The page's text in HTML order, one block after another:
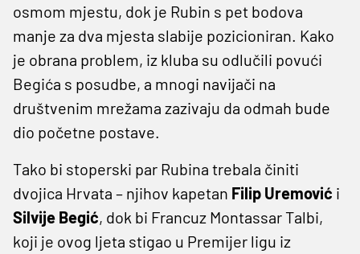
osmom mjestu, dok je Rubin s pet bodova
manje za dva mjesta slabije pozicioniran. Kako
je obrana problem, iz kluba su odlučili povući
Begića s posudbe, a mnogi navijači na
društvenim mrežama zazivaju da odmah bude
dio početne postave.
Tako bi stoperski par Rubina trebala činiti
dvojica Hrvata – njihov kapetan Filip Uremović i
Silvije Begić, dok bi Francuz Montassar Talbi,
koji je ovog ljeta stigao u Premijer ligu iz